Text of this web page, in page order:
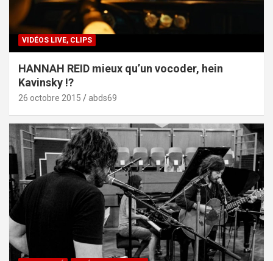
VIDÉOS LIVE, CLIPS
HANNAH REID mieux qu’un vocoder, hein
Kavinsky !?
26 octobre 2015 abds69